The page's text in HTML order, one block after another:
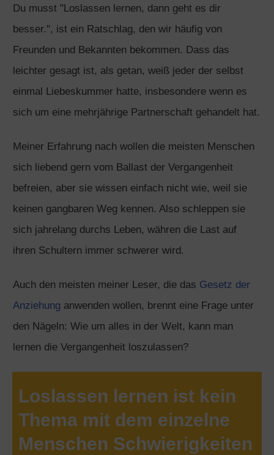
Du musst "Loslassen lernen, dann geht es dir
besser.", ist ein Ratschlag, den wir häufig von
Freunden und Bekannten bekommen. Dass das
leichter gesagt ist, als getan, weiß jeder der selbst
einmal Liebeskummer hatte, insbesondere wenn es
sich um eine mehrjährige Partnerschaft gehandelt hat.
Meiner Erfahrung nach wollen die meisten Menschen
sich liebend gern vom Ballast der Vergangenheit
befreien, aber sie wissen einfach nicht wie, weil sie
keinen gangbaren Weg kennen. Also schleppen sie
sich jahrelang durchs Leben, währen die Last auf
ihren Schultern immer schwerer wird.
Auch den meisten meiner Leser, die das Gesetz der
Anziehung anwenden wollen, brennt eine Frage unter
den Nägeln: Wie um alles in der Welt, kann man
lernen die Vergangenheit loszulassen?
Loslassen lernen ist kein
Thema mit dem einzelne
Menschen Schwierigkeiten